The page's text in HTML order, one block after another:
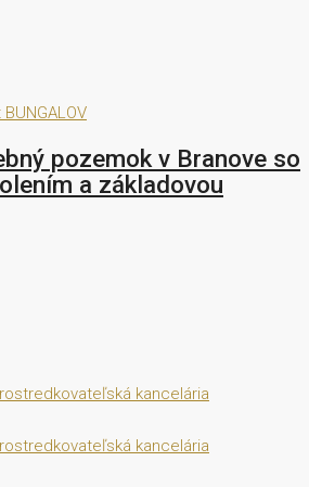
BUNGALOV
pozemok v Branove so
a základovou
kancelária
kancelária